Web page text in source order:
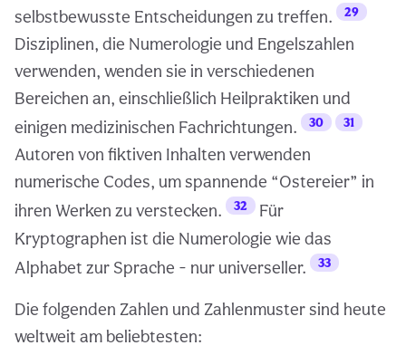
selbstbewusste Entscheidungen zu treffen.
29
Disziplinen, die Numerologie und Engelszahlen
verwenden, wenden sie in verschiedenen
Bereichen an, einschließlich Heilpraktiken und
einigen medizinischen Fachrichtungen.
30 31
Autoren von fiktiven Inhalten verwenden
numerische Codes, um spannende “Ostereier” in
ihren Werken zu verstecken.
32
Für
Kryptographen ist die Numerologie wie das
Alphabet zur Sprache - nur universeller.
33
Die folgenden Zahlen und Zahlenmuster sind heute
weltweit am beliebtesten: